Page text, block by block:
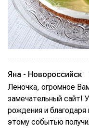
Яна - Новороссийск
Леночка, огромное
замечательный сайт!
рождения и
этому событью